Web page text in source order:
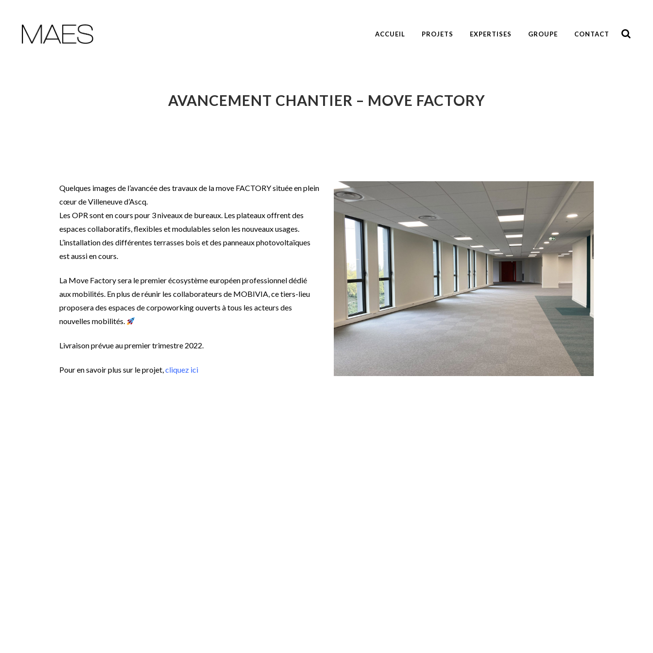
ACCUEIL PROJETS EXPERTISES GROUPE CONTACT
AVANCEMENT CHANTIER – MOVE FACTORY
Quelques images de l’avancée des travaux de la move FACTORY située en plein
cœur de Villeneuve d’Ascq.
Les OPR sont en cours pour 3 niveaux de bureaux. Les plateaux offrent des
espaces collaboratifs, flexibles et modulables selon les nouveaux usages.
L’installation des différentes terrasses bois et des panneaux photovoltaïques
est aussi en cours.
La Move Factory sera le premier écosystème européen professionnel dédié
aux mobilités. En plus de réunir les collaborateurs de MOBIVIA, ce tiers-lieu
proposera des espaces de corpoworking ouverts à tous les acteurs des
nouvelles mobilités.
Livraison prévue au premier trimestre 2022.
Pour en savoir plus sur le projet,cliquez ici